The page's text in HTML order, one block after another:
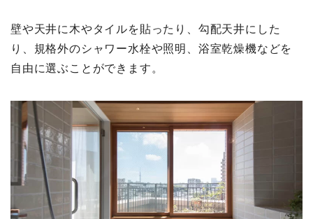
壁や天井に木やタイルを貼ったり、勾配天井にした
り、規格外のシャワー水栓や照明、浴室乾燥機などを
自由に選ぶことができます。